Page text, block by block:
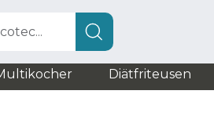
Diätfriteusen